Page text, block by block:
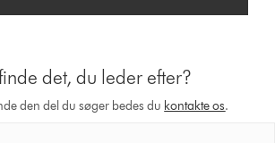
det, du leder efter?
den del du søger bedes du kontakte os.